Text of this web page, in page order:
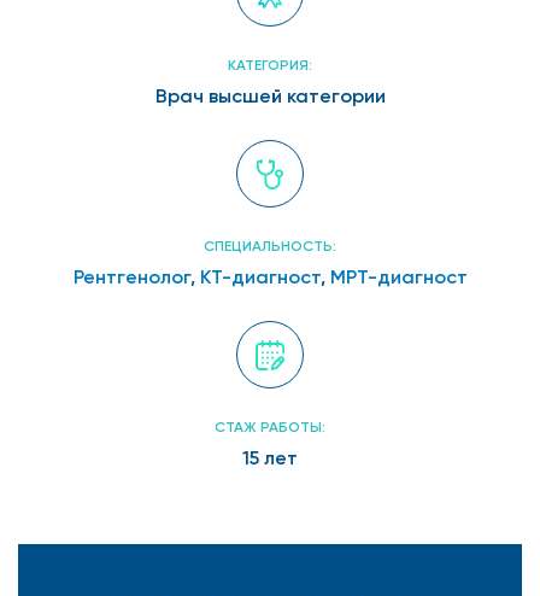
КАТЕГОРИЯ:
Врач высшей категории
СПЕЦИАЛЬНОСТЬ:
Рентгенолог, КТ-диагност, МРТ-диагност
СТАЖ РАБОТЫ:
15 лет